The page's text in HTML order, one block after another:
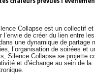
Collapse est un collectif et
l’envie de créer du lien entre
une dynamique de partage
l’organisation de soirées et
Silence Collapse se projette
et d’échange au sein de la